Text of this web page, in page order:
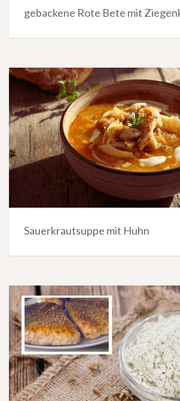
gebackene Rote Bete mit
Sauerkrautsuppe mit Huhn